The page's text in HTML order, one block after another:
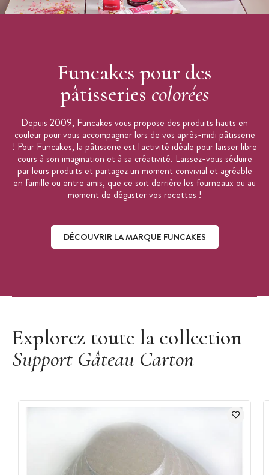
Funcakes pour des
pâtisseries colorées
Depuis 2009, Funcakes vous propose des produits hauts en
couleur pour vous accompagner lors de vos après-midi pâtisserie
! Pour Funcakes, la pâtisserie est l'activité idéale pour laisser libre
cours à son imagination et à sa créativité. Laissez-vous séduire
par leurs produits et partagez un moment convivial et agréable
en famille ou entre amis, que ce soit derrière les fourneaux ou au
moment de déguster vos recettes !
DÉCOUVRIR LA MARQUE FUNCAKES
Explorez toute la collection
Support Gâteau Carton